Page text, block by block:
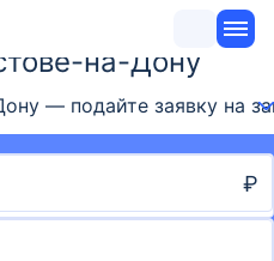
на-Дону
— подайте заявку на
₽